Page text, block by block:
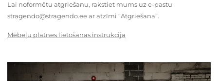
Lai noformētu atgriešanu, rakstiet mums uz e-pastu
stragendo@stragendo.ee ar atzīmi “Atgriešana”.
Mēbeļu plātnes lietošanas instrukcija